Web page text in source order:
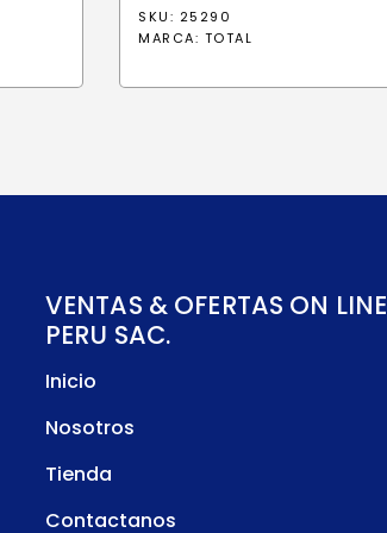
SKU: 25290
MARCA: TOTAL
VENTAS & OFERTAS ON LINE
PERU SAC.
Inicio
Nosotros
Tienda
Contactanos